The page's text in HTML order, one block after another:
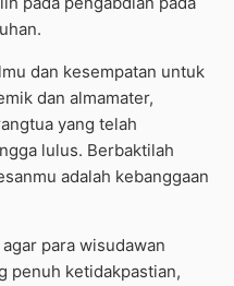
dan kesempatan untuk
dan almamater,
yang telah
lulus. Berbaktilah
adalah kebanggaan
para wisudawan
penuh ketidakpastian,